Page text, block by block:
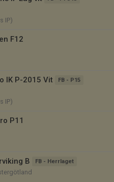
IP)
F12
IK P-2015 Vit FB - P15
IP)
P11
B FB - Herrlaget